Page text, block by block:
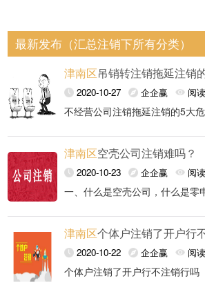
最新发布（汇总注销下所有分类）
津南区吊销转注销拖延注销
2020-10-27 企企赢 阅
不经营公司注销拖延注销的5大
危害1：五年内无法成立新公司，
列入黑名单的公司法人5年内不允
卡，法人纳入黑名单后，个人征
危害3：出入境受限，国际外汇受
境检查限制签证通关，部分人员
公司被吊销危害很多，如股东，
津南区空壳公司注销难吗？
2020-10-23 企企赢 阅
一、什么是空壳公司，什么是零
所谓空壳公司是指现成公司，在
工商登记手续后，不再经营的公
但是没有任命的任董事，没有投
发生经营及债权债务。
零申报是指企业纳税申报 所属期
在纳税申报时应税收入填零。
津南区个体户注销了开户行
2020-10-22 企企赢 阅
个体户注销了开户行不注销行吗